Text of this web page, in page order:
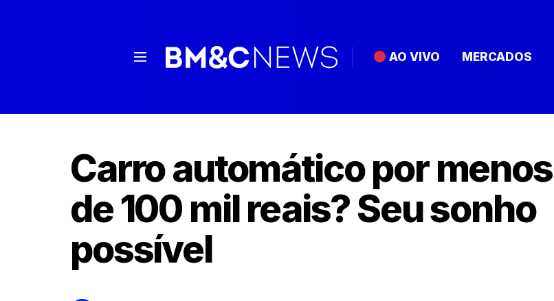
AO VIVO MERCADOS
Carro automático por menos
de 100 mil reais? Seu sonho
possível